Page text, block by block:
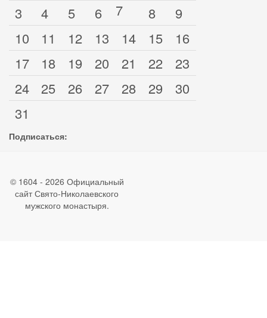
3
4 5 6 7 8
9
10
11 12 13 14 15
16
17
18 19 20 21 22
23
24
25 26 27 28 29
30
31
Подписаться:
© 1604 - 2026 Официальный
сайт Свято-Николаевского
мужского монастыря.